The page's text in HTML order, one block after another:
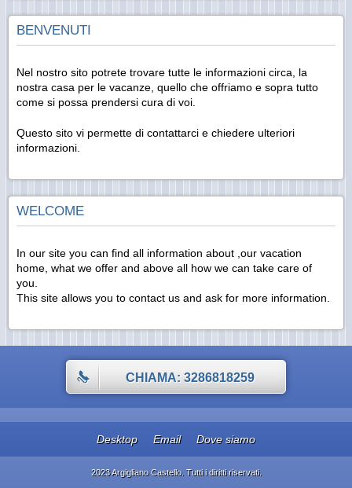
BENVENUTI
Nel nostro sito potrete trovare tutte le informazioni circa, la
nostra casa per le vacanze, quello che offriamo e sopra tutto
come si possa prendersi cura di voi.
Questo sito vi permette di contattarci e chiedere ulteriori
informazioni.
WELCOME
In our site you can find all information about ,our vacation
home, what we offer and above all how we can take care of
you.
This site allows you to contact us and ask for more information.
CHIAMA: 3286818259
Desktop Email Dove siamo
2023 Argigliano Castello. Tutti i diritti riservati.